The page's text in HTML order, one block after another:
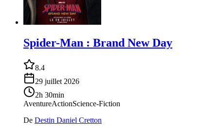
Spider-Man : Brand New Day
8.4
29 juillet 2026
2h 30min
AventureActionScience-Fiction
De Destin Daniel Cretton